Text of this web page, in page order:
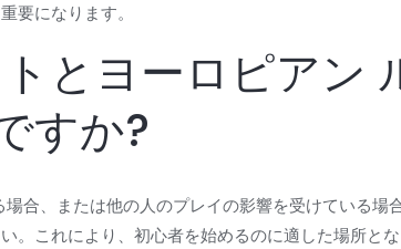
要になります。
とヨーロピアン
すか?
場合、または他の人のプレイの影響を受けている
これにより、初心者を始めるのに適した場所と